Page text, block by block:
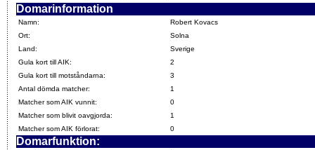
Domarinformation
Namn:
Robert Kovacs
Ort:
Solna
Land:
Sverige
Gula kort till AIK:
2
Gula kort till motståndarna:
3
Antal dömda matcher:
1
Matcher som AIK vunnit:
0
Matcher som blivit oavgjorda:
1
Matcher som AIK förlorat:
0
Domarfunktion: